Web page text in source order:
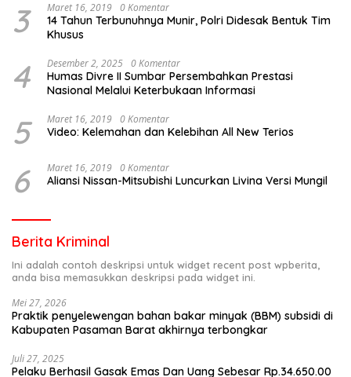
3 Maret 16, 2019 0 Komentar
14 Tahun Terbunuhnya Munir, Polri Didesak Bentuk Tim
Khusus
4 Desember 2, 2025 0 Komentar
Humas Divre II Sumbar Persembahkan Prestasi
Nasional Melalui Keterbukaan Informasi
5 Maret 16, 2019 0 Komentar
Video: Kelemahan dan Kelebihan All New Terios
6 Maret 16, 2019 0 Komentar
Aliansi Nissan-Mitsubishi Luncurkan Livina Versi Mungil
Berita Kriminal
Ini adalah contoh deskripsi untuk widget recent post wpberita,
anda bisa memasukkan deskripsi pada widget ini.
Mei 27, 2026
Praktik penyelewengan bahan bakar minyak (BBM) subsidi di
Kabupaten Pasaman Barat akhirnya terbongkar
Juli 27, 2025
Pelaku Berhasil Gasak Emas Dan Uang Sebesar Rp.34.650.00